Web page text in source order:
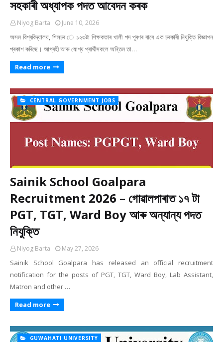
সহকাৰী অধ্যাপক পদত আবেদন কৰক
Niyog Barta June 10, 2026
অসম বিশ্ববিদ্যালয়, শিলচৰ ে ১২৩টা শিক্ষকতাৰ খালী পদ পূৰণৰ বাবে এক চৰকাৰী নিযুক্তি বিজ্ঞাপন
প্ৰকাশ কৰিছে। আগ্ৰহী আৰু যোগ্য প্ৰাৰ্থীসকলে অন্তিম তা…
Read more
CENTRAL GOVERNMENT JOBS
Sainik School Goalpara
Recruitment 2026 – গোৱালপাৰাত ১৭ টা
PGT, TGT, Ward Boy আৰু অন্যান্য পদত
নিযুক্তি
Niyog Barta May 27, 2026
Sainik School Goalpara has released an official recruitment
notification for the posts of PGT, TGT, Ward Boy, Lab Assistant,
Matron and other …
Read more
GUWAHATI UNIVERSITY